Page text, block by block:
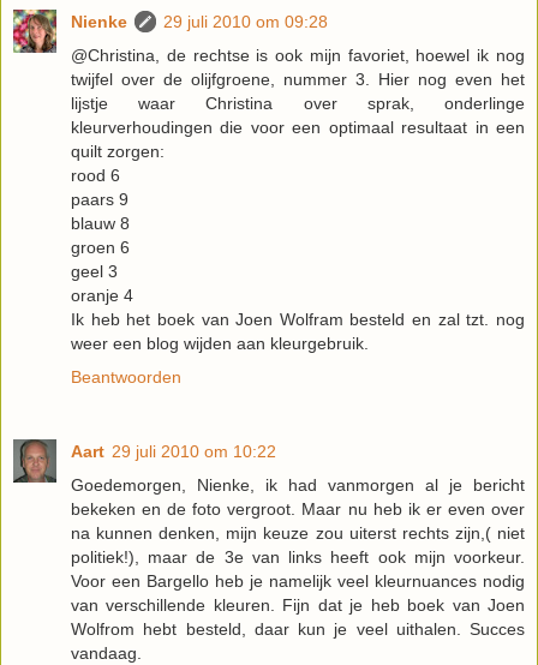
Nienke
29 juli 2010 om 09:28
@Christina, de rechtse is ook mijn favoriet, hoewel ik nog
twijfel over de olijfgroene, nummer 3. Hier nog even het
lijstje waar Christina over sprak, onderlinge
kleurverhoudingen die voor een optimaal resultaat in een
quilt zorgen:
rood 6
paars 9
blauw 8
groen 6
geel 3
oranje 4
Ik heb het boek van Joen Wolfram besteld en zal tzt. nog
weer een blog wijden aan kleurgebruik.
Beantwoorden
Aart 29 juli 2010 om 10:22
Goedemorgen, Nienke, ik had vanmorgen al je bericht
bekeken en de foto vergroot. Maar nu heb ik er even over
na kunnen denken, mijn keuze zou uiterst rechts zijn,( niet
politiek!), maar de 3e van links heeft ook mijn voorkeur.
Voor een Bargello heb je namelijk veel kleurnuances nodig
van verschillende kleuren. Fijn dat je heb boek van Joen
Wolfrom hebt besteld, daar kun je veel uithalen. Succes
vandaag.